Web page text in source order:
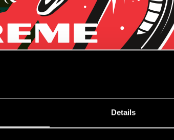
Details
einer neuen Single: A Like Supreme !